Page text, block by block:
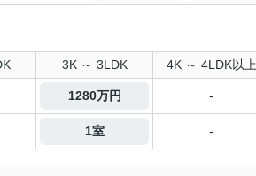
3K ～ 3LDK 4K ～ 4LDK以上
1280万円 -
1室 -